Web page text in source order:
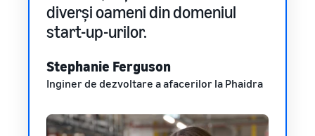
diverși oameni din domeniul
start-up-urilor.
Stephanie Ferguson
Inginer de dezvoltare a afacerilor la Phaidra